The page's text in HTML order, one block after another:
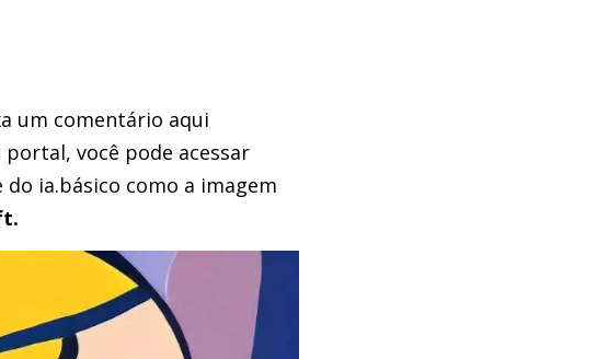
um comentário aqui
você pode acessar
ia.básico como a imagem